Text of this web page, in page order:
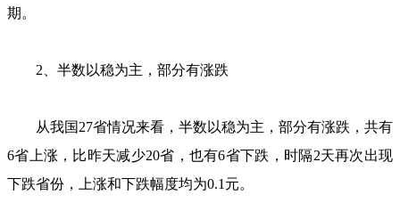
期。
2、半数以稳为主，部分有涨跌
从我国27省情况来看，半数以稳为主，部分有涨跌，共有
6省上涨，比昨天减少20省，也有6省下跌，时隔2天再次出现
下跌省份，上涨和下跌幅度均为0.1元。